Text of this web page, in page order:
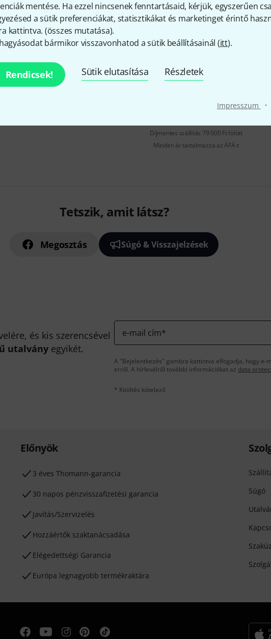
mentése. Ha ezzel nincsenek fenntartásaid, kérjük, egyszerűen
a sütik preferenciákat, statisztikákat és marketinget érintő
kattintva. (összes mutatása).
bármikor visszavonhatod a sütik beállításainál (itt).
Rendicsek! Sütik elutasítása Részletek
Impresszum ·
MucoShoulder Rest Viola
Egyszerű, stabil tartószerkezet
Gumírozott lábak
Díjmentes szállítás 79 000 Ft fölött
Minden ár tartalmazza az ÁFÁ-t
Tetszik, amit látsz?
Megosztás Súgó & Visszajelzések
és kis szerencsével
utalvány egyikét.
e-mail cím*
A "Bejelentkezés" gombra kattintva elfogadja, hogy
erről. A hírlevélről további információkat az data
* Kitöltés kötelező
Előnyök
3 éves Thomann-garancia
30 napos pénzvisszafizetési garancia
Javítás/Szervizelés
Hozzáértők szaktanácsadása
Elégedettségi Garancia
Európa legnagyobb termékraktára
Súgó